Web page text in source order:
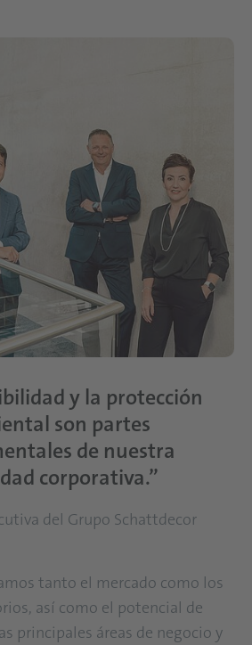
y la protección
son partes
de nuestra
corporativa.”
del Grupo Schattdecor
tanto el mercado como los
así como el potencial de
principales áreas de negocio y